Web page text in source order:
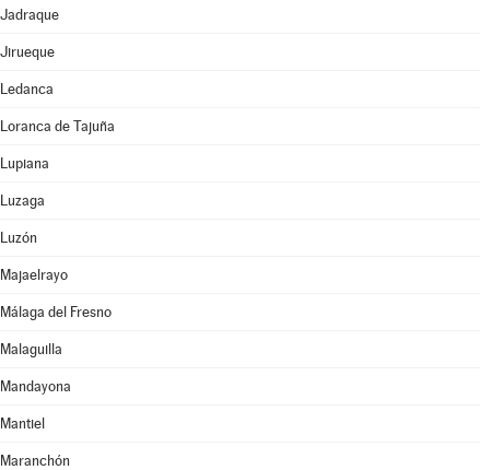
Jadraque
Jirueque
Ledanca
Loranca de Tajuña
Lupiana
Luzaga
Luzón
Majaelrayo
Málaga del Fresno
Malaguilla
Mandayona
Mantiel
Maranchón